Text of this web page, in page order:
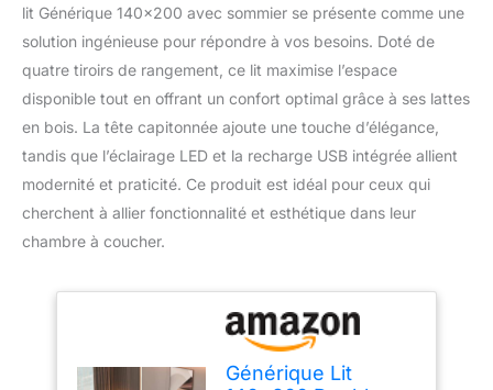
lit Générique 140×200 avec sommier se présente comme une
solution ingénieuse pour répondre à vos besoins. Doté de
quatre tiroirs de rangement, ce lit maximise l’espace
disponible tout en offrant un confort optimal grâce à ses lattes
en bois. La tête capitonnée ajoute une touche d’élégance,
tandis que l’éclairage LED et la recharge USB intégrée allient
modernité et praticité. Ce produit est idéal pour ceux qui
cherchent à allier fonctionnalité et esthétique dans leur
chambre à coucher.
Générique Lit